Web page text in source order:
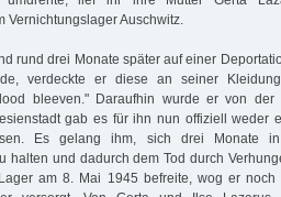
Vernichtungslager Auschwitz.
rund drei Monate später auf einer
verdeckte er diese an seiner
bleeven." Daraufhin wurde er von der
gab es für ihn nun offiziell weder
Es gelang ihm, sich drei Monate
halten und dadurch dem Tod durch
am 8. Mai 1945 befreite, wog er